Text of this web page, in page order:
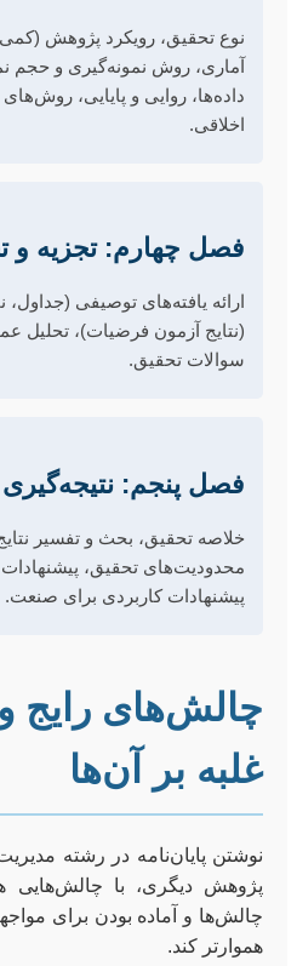
نوع تحقیق، رویکرد پژوهش
آماری، روش نمونه‌گیری و حجم
داده‌ها، روایی و پایایی،
اخلاقی.
فصل چهارم: تجزیه و
ارائه یافته‌های توصیفی (جداول،
(نتایج آزمون فرضیات)، تحلیل
سوالات تحقیق.
فصل پنجم: نتیجه‌گیری
خلاصه تحقیق، بحث و تفسیر
محدودیت‌های تحقیق، پیشنهادات
پیشنهادات کاربردی برای صنعت.
چالش‌های رایج
غلبه بر آن‌ها
نوشتن پایان‌نامه در رشته مدیریت
پژوهش دیگری، با چالش‌هایی
چالش‌ها و آماده بودن برای
هموارتر کند.